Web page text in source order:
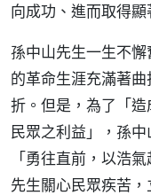
向成功、進而取得顯
孫中山先生一生不
的革命生涯充滿著
折。但是，為了「
民眾之利益」，孫
「勇往直前，以浩
先生關心民眾疾苦